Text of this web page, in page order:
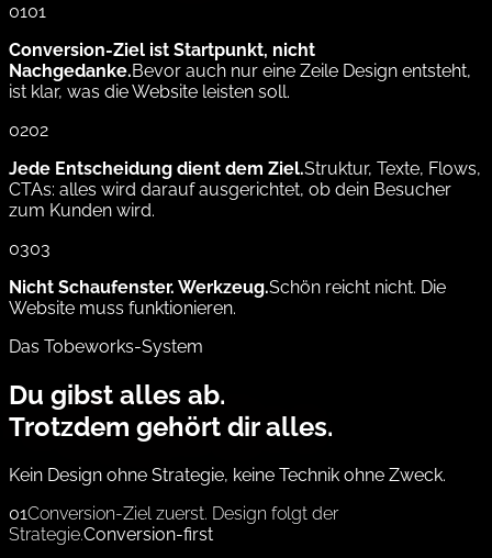
0101
Conversion-Ziel ist Startpunkt, nicht
Nachgedanke.Bevor auch nur eine Zeile Design entsteht,
ist klar, was die Website leisten soll.
0202
Jede Entscheidung dient dem Ziel.Struktur, Texte, Flows,
CTAs: alles wird darauf ausgerichtet, ob dein Besucher
zum Kunden wird.
0303
Nicht Schaufenster. Werkzeug.Schön reicht nicht. Die
Website muss funktionieren.
Das Tobeworks-System
Du gibst alles ab.
Trotzdem gehört dir alles.
Kein Design ohne Strategie, keine Technik ohne Zweck.
01Conversion-Ziel zuerst. Design folgt der
Strategie.Conversion-first